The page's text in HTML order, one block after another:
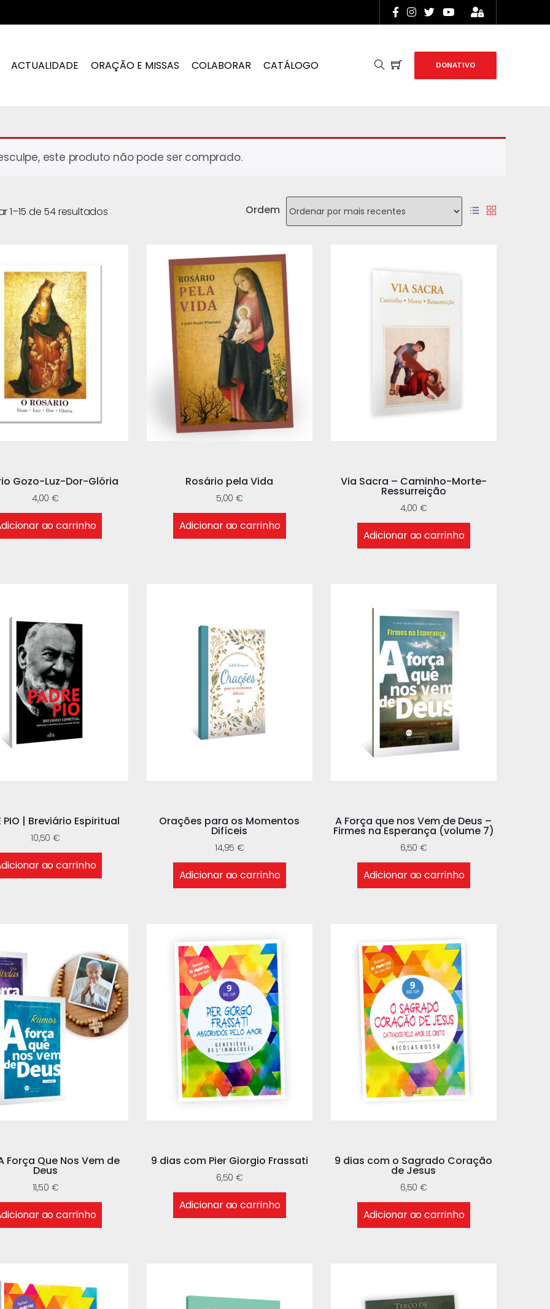
ACTUALIDADE ORAÇÃO E MISSAS COLABORAR CATÁLOGO DONATIVO
este produto não pode ser comprado.
1–15 de 54 resultados Ordem
Gozo-Luz-Dor-Glória
4,00€
ao carrinho
Rosário pela Vida
5,00€
Adicionar ao carrinho
Via Sacra – Caminho-Morte-
Ressurreição
4,00€
Adicionar ao carrinho
PIO | Breviário Espiritual
10,50 €
ao carrinho
Orações para os Momentos
Difíceis
14,95 €
Adicionar ao carrinho
A Força que nos Vem de Deus –
Firmes na Esperança (volume 7)
6,50€
Adicionar ao carrinho
Força Que Nos Vem de
Deus
11,50 €
ao carrinho
9 dias com Pier Giorgio Frassati
6,50€
Adicionar ao carrinho
9 dias com o Sagrado Coração
de Jesus
6,50€
Adicionar ao carrinho